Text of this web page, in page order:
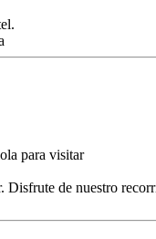
para visitar
Disfrute de nuestro